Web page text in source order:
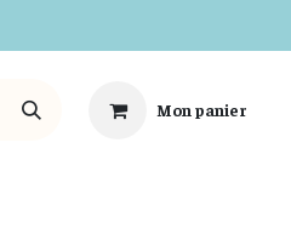
Mon panier